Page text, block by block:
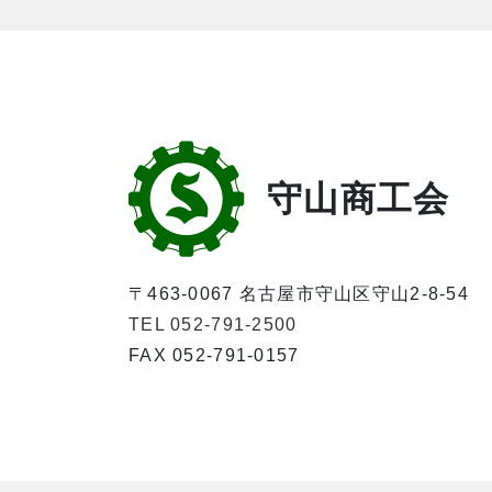
守山商工会
〒463-0067 名古屋市守山区守山2-8-54
TEL 052-791-2500
FAX 052-791-0157